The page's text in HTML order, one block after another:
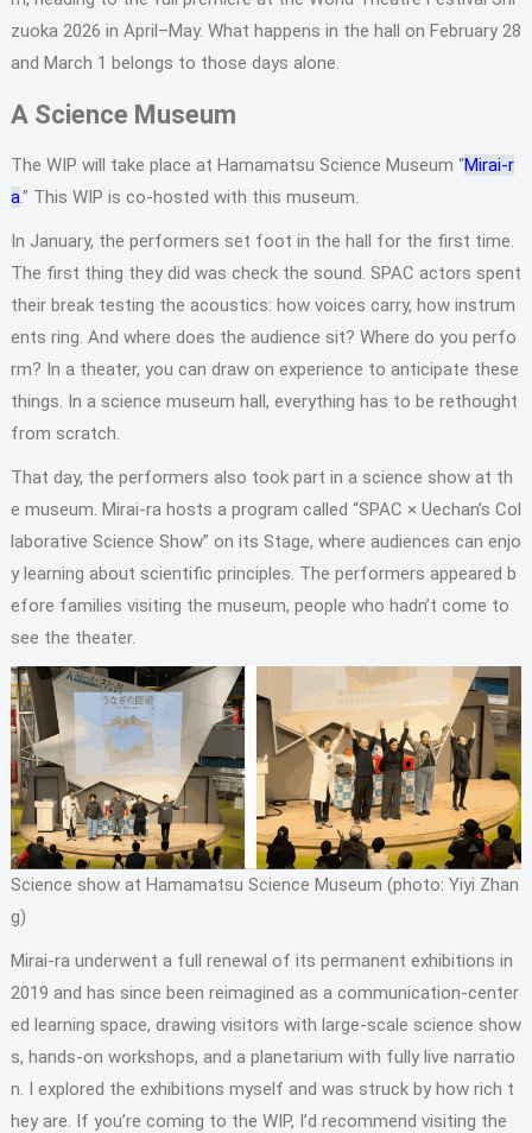
zuoka 2026 in April–May. What happens in the hall on February 28
and March 1 belongs to those days alone.
A Science Museum
The WIP will take place at Hamamatsu Science Museum “Mirai-r
a.” This WIP is co-hosted with this museum.
In January, the performers set foot in the hall for the first time.
The first thing they did was check the sound. SPAC actors spent
their break testing the acoustics: how voices carry, how instrum
ents ring. And where does the audience sit? Where do you perfo
rm? In a theater, you can draw on experience to anticipate these
things. In a science museum hall, everything has to be rethought
from scratch.
That day, the performers also took part in a science show at th
e museum. Mirai-ra hosts a program called “SPAC × Uechan’s Col
laborative Science Show” on its Stage, where audiences can enjo
y learning about scientific principles. The performers appeared b
efore families visiting the museum, people who hadn’t come to
see the theater.
Science show at Hamamatsu Science Museum (photo: Yiyi Zhan
g)
Mirai-ra underwent a full renewal of its permanent exhibitions in
2019 and has since been reimagined as a communication-center
ed learning space, drawing visitors with large-scale science show
s, hands-on workshops, and a planetarium with fully live narratio
n. I explored the exhibitions myself and was struck by how rich t
hey are. If you’re coming to the WIP, I’d recommend visiting the